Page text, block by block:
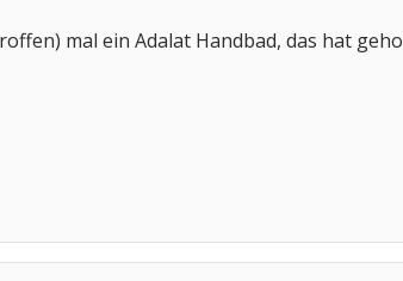
mal ein Adalat Handbad, das hat